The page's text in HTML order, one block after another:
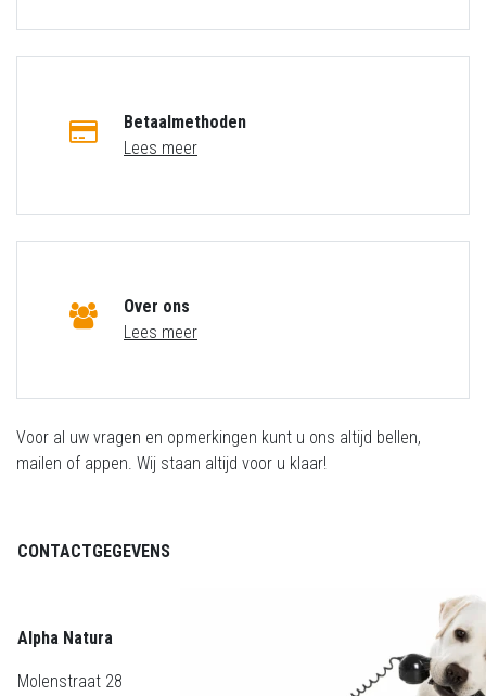
Betaalmethoden
Lees meer
Over ons
Lees meer
Voor al uw vragen en opmerkingen kunt u ons altijd bellen,
mailen of appen. Wij staan altijd voor u klaar!
CONTACTGEGEVENS
Alpha Natura
Molenstraat 28